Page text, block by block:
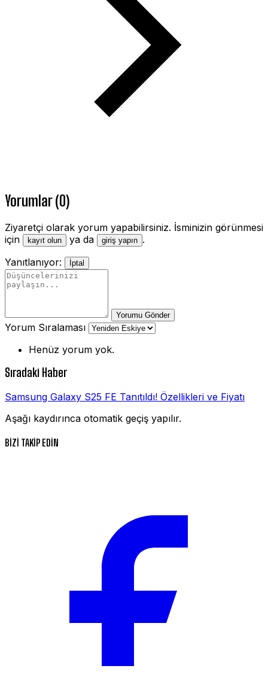
Yorumlar (0)
Ziyaretçi olarak yorum yapabilirsiniz. İsminizin görünmesi
için
kayıt olun ya da giriş yapın .
Yanıtlanıyor:
İptal
Yorumu Gönder
Yorum Sıralaması
Henüz yorum yok.
Sıradaki Haber
Samsung Galaxy S25 FE Tanıtıldı! Özellikleri ve Fiyatı
Aşağı kaydırınca otomatik geçiş yapılır.
BİZİ TAKİP EDİN